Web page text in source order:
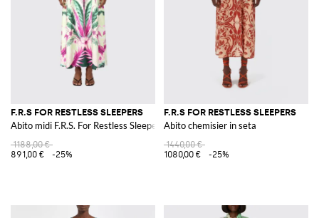
F.R.S FOR RESTLESS SLEEPERS
Abito midi F.R.S. For Restless Sleepers in seta stampata
1188,00 €
891,00 €
-25%
F.R.S FOR RESTLESS SLEEPERS
Abito chemisier in seta
1440,00 €
1080,00 €
-25%